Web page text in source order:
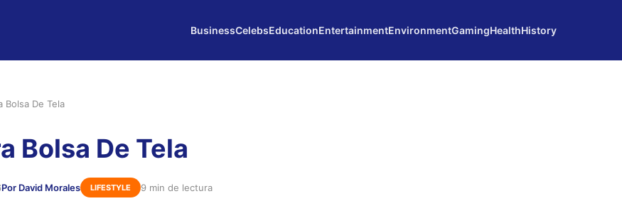
BusinessCelebsEducationEntertainmentEnvironmentGamingHealthHistory
Bolsa De Tela
Bolsa De Tela
Por David Morales LIFESTYLE 9 min de lectura